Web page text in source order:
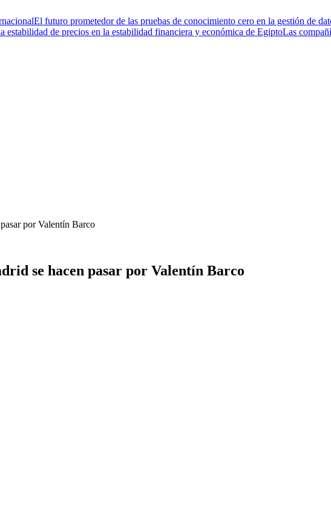
El futuro prometedor de las pruebas de conocimiento cero en la gestión de
estabilidad de precios en la estabilidad financiera y económica de EgiptoLas
por Valentín Barco
se hacen pasar por Valentín Barco